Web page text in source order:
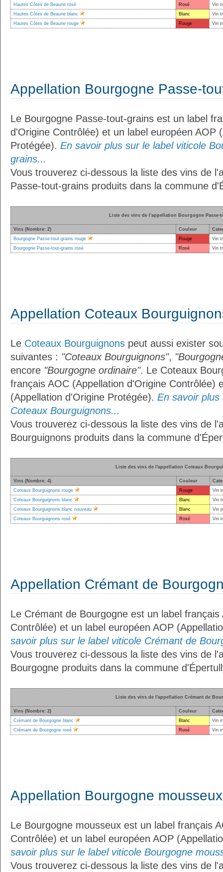
Hautes Côtes de Beaune rosé Rosé
Vin
Hautes Côtes de Beaune blanc
Blanc
Vin
Hautes Côtes de Beaune rouge
Rouge Vin
Appellation Bourgogne Passe-
Le Bourgogne Passe-tout-grains est un label
d'Origine Contrôlée) et un label européen AOP
Protégée). En savoir plus sur le label viticole
grains...
Vous trouverez ci-dessous la liste des vins de
Passe-tout-grains produits dans la commune
Liste des vins de l'appellation Bourgogne Passe-
Vins (Nombre: 2) Couleur
Bourgogne Passe-tout-grains rouge
Rouge
Vin
Bourgogne Passe-tout-grains rosé
Rosé Vin
Appellation Coteaux
Le Coteaux Bourguignons peut aussi exister
suivantes : "Coteaux Bourguignons",
encore "Bourgogne ordinaire". Le Coteaux
français AOC (Appellation d'Origine Contrôlée)
(Appellation d'Origine Protégée). En savoir
Coteaux Bourguignons...
Vous trouverez ci-dessous la liste des vins de
Bourguignons produits dans la commune
Liste des vins de l'appellation Coteaux
Vins (Nombre: 4) Couleur
Coteaux Bourguignons rouge
Rouge
Vin
Coteaux Bourguignons blanc
Blanc
Vin
Coteaux Bourguignons blanc nouveau
Blanc
Vin
Coteaux Bourguignons rosé
Rosé Vin
Appellation Crémant de
Le Crémant de Bourgogne est un label
Contrôlée) et un label européen AOP
savoir plus sur le label viticole Crémant de
Vous trouverez ci-dessous la liste des vins de
Bourgogne produits dans la commune
Liste des vins de l'appellation Crémant de
Vins (Nombre: 2) Couleur
Crémant de Bourgogne blanc
Blanc
Vin
Crémant de Bourgogne rosé
Rosé Vin
Appellation Bourgogne mousseux
Le Bourgogne mousseux est un label français
Contrôlée) et un label européen AOP
savoir plus sur le label viticole Bourgogne
Vous trouverez ci-dessous la liste des vins de